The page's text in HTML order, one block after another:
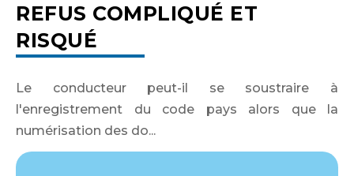
REFUS COMPLIQUÉ ET
RISQUÉ
Le conducteur peut-il se soustraire à
l'enregistrement du code pays alors que la
numérisation des do...
Mot de passe
Se souvenir de moi